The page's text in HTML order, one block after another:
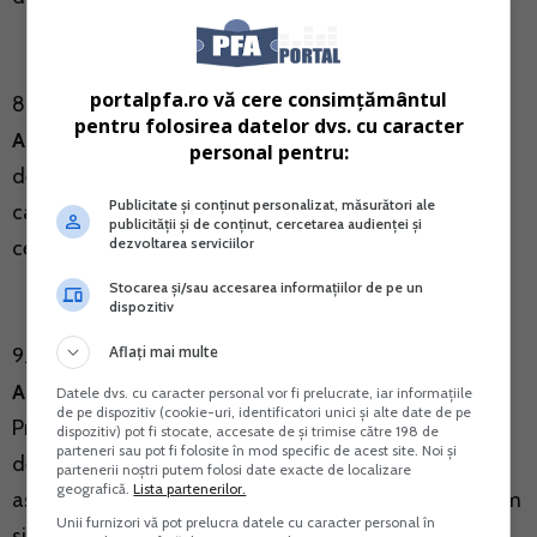
8.
Ordinul presedintelui Agentiei Nationale de
Administrare Fiscala nr. 1760/2018privind Procedura
de restituire a impozitului pe venit retinut la sursa de
catre platitorul de venit in cuantum mai mare decat
cel legal datorat (M. Of. nr. 667 din 31 iulie 2018);
9.
Ordinul presedintelui Agentiei Nationale de
Administrare Fiscala nr. 1701/2018pentru aprobarea
Procedurii de stabilire si de regularizare a contributiei
de asigurari sociale de sanatate si a contributiei de
asigurari sociale datorate de persoanele fizice, precum
portalpfa.ro vă cere consimțământul
pentru folosirea datelor dvs. cu caracter
personal pentru:
Publicitate și conținut personalizat, măsurători ale
publicității și de conținut, cercetarea audienței și
dezvoltarea serviciilor
Stocarea și/sau accesarea informațiilor de pe un
dispozitiv
Aflați mai multe
Datele dvs. cu caracter personal vor fi prelucrate, iar informațiile
de pe dispozitiv (cookie-uri, identificatori unici și alte date de pe
dispozitiv) pot fi stocate, accesate de și trimise către 198 de
parteneri sau pot fi folosite în mod specific de acest site. Noi și
partenerii noștri putem folosi date exacte de localizare
geografică.Lista partenerilor.
Unii furnizori vă pot prelucra datele cu caracter personal în